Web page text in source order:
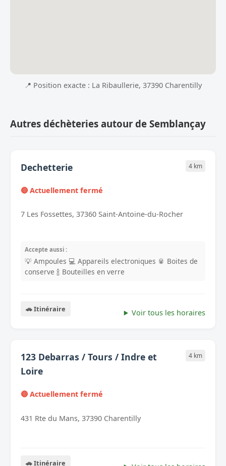
📍 Position exacte : La Ribaullerie, 37390 Charentilly
Autres déchèteries autour de Semblançay
Dechetterie 4 km
🔴 Actuellement fermé
7 Les Fossettes, 37360 Saint-Antoine-du-Rocher
Accepte aussi :
💡 Ampoules 💻 Appareils electroniques 🥫 Boites de
conserve 🍾 Bouteilles en verre
🚗 Itinéraire Voir tous les horaires
123 Debarras / Tours / Indre et
Loire
4 km
🔴 Actuellement fermé
431 Rte du Mans, 37390 Charentilly
🚗 Itinéraire